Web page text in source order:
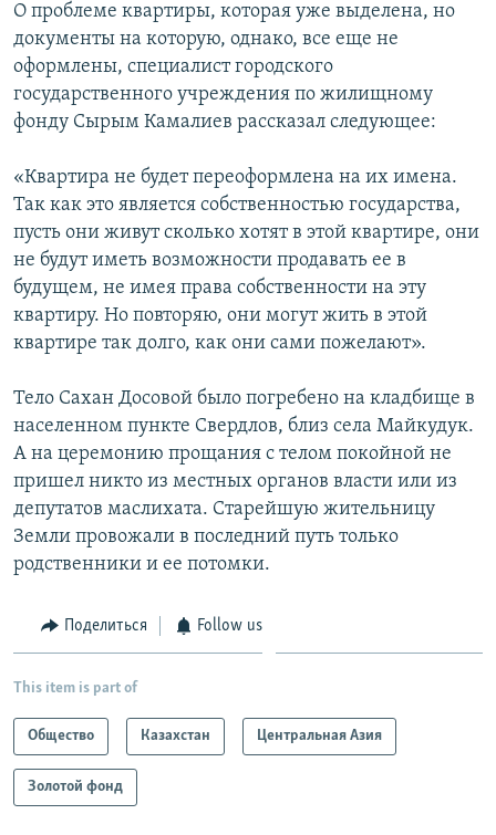
О проблеме квартиры, которая уже выделена, но
документы на которую, однако, все еще не
оформлены, специалист городского
государственного учреждения по жилищному
фонду Сырым Камалиев рассказал следующее:
«Квартира не будет переоформлена на их имена.
Так как это является собственностью государства,
пусть они живут сколько хотят в этой квартире, они
не будут иметь возможности продавать ее в
будущем, не имея права собственности на эту
квартиру. Но повторяю, они могут жить в этой
квартире так долго, как они сами пожелают».
Тело Сахан Досовой было погребено на кладбище в
населенном пункте Свердлов, близ села Майкудук.
А на церемонию прощания с телом покойной не
пришел никто из местных органов власти или из
депутатов маслихата. Старейшую жительницу
Земли провожали в последний путь только
родственники и ее потомки.
Поделиться Follow us
This item is part of
Общество Казахстан Центральная Азия
Золотой фонд